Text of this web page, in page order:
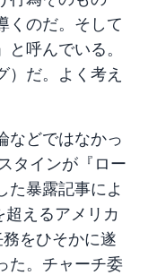
くのだ。そして
呼んでいる。
）だ。よく考え
などではなかっ
タインが『ロー
た暴露記事によ
えるアメリカ
をひそかに遂
た。チャーチ委